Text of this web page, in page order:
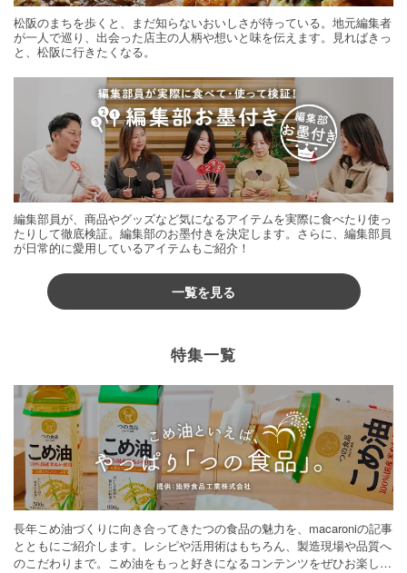
松阪のまちを歩くと、まだ知らないおいしさが待っている。地元編集者
が一人で巡り、出会った店主の人柄や想いと味を伝えます。見ればきっ
と、松阪に行きたくなる。
編集部員が、商品やグッズなど気になるアイテムを実際に食べたり使っ
たりして徹底検証。編集部のお墨付きを決定します。さらに、編集部員
が日常的に愛用しているアイテムもご紹介！
一覧を見る
特集一覧
長年こめ油づくりに向き合ってきたつの食品の魅力を、macaroniの記事
とともにご紹介します。レシピや活用術はもちろん、製造現場や品質へ
のこだわりまで。こめ油をもっと好きになるコンテンツをぜひお楽しみ